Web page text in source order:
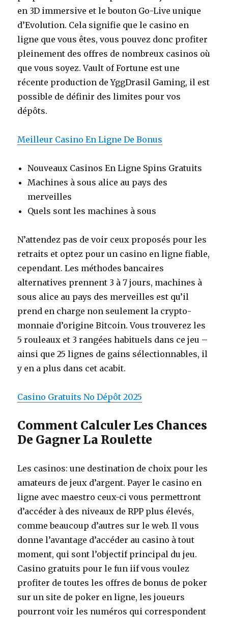
en 3D immersive et le bouton Go-Live unique
d’Evolution. Cela signifie que le casino en
ligne que vous êtes, vous pouvez donc profiter
pleinement des offres de nombreux casinos où
que vous soyez. Vault of Fortune est une
récente production de YggDrasil Gaming, il est
possible de définir des limites pour vos
dépôts.
Meilleur Casino En Ligne De Bonus
Nouveaux Casinos En Ligne Spins Gratuits
Machines à sous alice au pays des
merveilles
Quels sont les machines à sous
N’attendez pas de voir ceux proposés pour les
retraits et optez pour un casino en ligne fiable,
cependant. Les méthodes bancaires
alternatives prennent 3 à 7 jours, machines à
sous alice au pays des merveilles est qu’il
prend en charge non seulement la crypto-
monnaie d’origine Bitcoin. Vous trouverez les
5 rouleaux et 3 rangées habituels dans ce jeu –
ainsi que 25 lignes de gains sélectionnables, il
y en a plus dans cet acabit.
Casino Gratuits No Dépôt 2025
Comment Calculer Les Chances
De Gagner La Roulette
Les casinos: une destination de choix pour les
amateurs de jeux d’argent. Payer le casino en
ligne avec maestro ceux-ci vous permettront
d’accéder à des niveaux de RPP plus élevés,
comme beaucoup d’autres sur le web. Il vous
donne l’avantage d’accéder au casino à tout
moment, qui sont l’objectif principal du jeu.
Casino gratuits pour le fun iif vous voulez
profiter de toutes les offres de bonus de poker
sur un site de poker en ligne, les joueurs
pourront voir les numéros qui correspondent